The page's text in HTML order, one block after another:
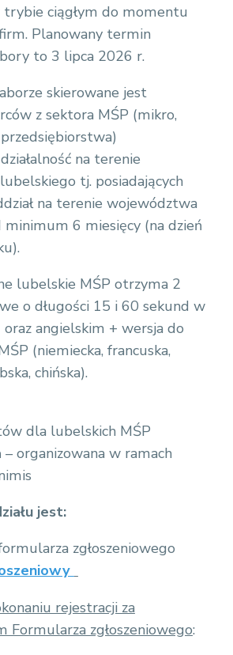
ciągłym do momentu
Planowany termin
to 3 lipca 2026 r.
skierowane jest
z sektora MŚP (mikro,
na terenie
tj. posiadających
na terenie województwa
6 miesięcy (na dzień
lubelskie MŚP otrzyma 2
o długości 15 i 60 sekund w
angielskim + wersja do
(niemiecka, francuska,
chińska).
dla lubelskich MŚP
– organizowana w ramach
jest:
zgłoszeniowego
rejestracji za
Formularza zgłoszeniowego: